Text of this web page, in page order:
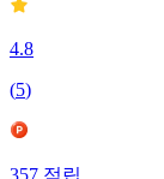
4.8
(5)
357 적립